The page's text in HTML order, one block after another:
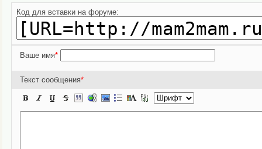
Код для вставки на форуме:
Ваше имя*
Текст сообщения*